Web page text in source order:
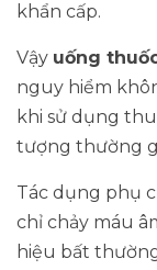
khẩn cấp.
Vậy uống
nguy hiểm
khi sử dụng
tượng thường
Tác dụng phụ
chỉ chảy máu
hiệu bất